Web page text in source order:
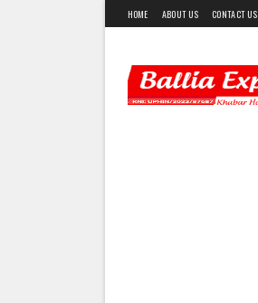
HOME ABOUT US CONTACT US